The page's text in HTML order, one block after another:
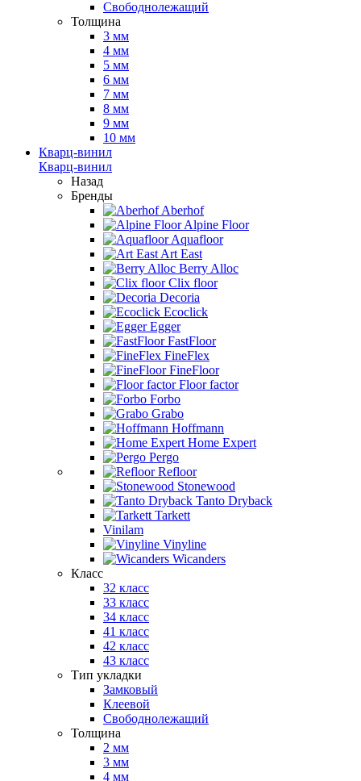
Свободнолежащий
Толщина
3 мм
4 мм
5 мм
6 мм
7 мм
8 мм
9 мм
10 мм
Кварц-винил
Кварц-винил
Назад
Бренды
Aberhof
Alpine Floor
Aquafloor
Art East
Berry Alloc
Clix floor
Decoria
Ecoclick
Egger
FastFloor
FineFlex
FineFloor
Floor factor
Forbo
Grabo
Hoffmann
Home Expert
Pergo
Refloor
Stonewood
Tanto Dryback
Tarkett
Vinilam
Vinyline
Wicanders
Класс
32 класс
33 класс
34 класс
41 класс
42 класс
43 класс
Тип укладки
Замковый
Клеевой
Свободнолежащий
Толщина
2 мм
3 мм
4 мм